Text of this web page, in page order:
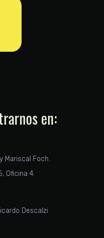
en:
Mariscal Foch.
Oficina 4.
Descalzi